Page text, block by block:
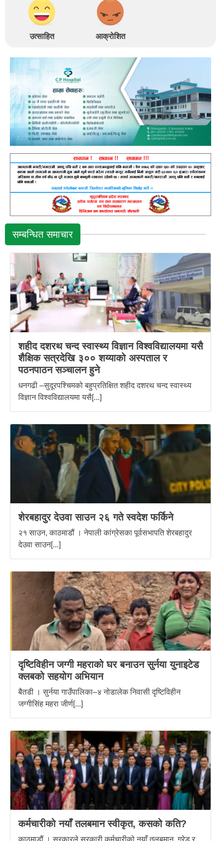
उत्साहित आक्रोशित
सम्बन्धित समाचार
शहीद दशरथ चन्द स्वास्थ्य विज्ञान विश्वविद्यालयमा यसै
शैक्षिक सत्रदेखि ३०० शय्याको अस्पताल र
पठनपाठन सञ्चालन हुने
धनगढी –सुदूरपश्चिमको बहुप्रतिक्षित शहीद दशरथ चन्द स्वास्थ्य
विज्ञान विश्वविद्यालयमा यसै[...]
शेरबहादुर देउवा साउन २६ गते स्वदेश फर्किने
२१ साउन, काठमाडौं । नेपाली कांग्रेसका पूर्वसभापति शेरबहादुर
देउवा साउन[...]
दृष्टिविहीन जग्गी महराको घर बनाउन सुर्नया युनाइटेड
क्लबको सहयोग अभियान
बैतडी । सुर्नया गाउँपालिका–४ नोडालेक निवासी दृष्टिविहीन
जग्गीसिंह महरा जीर्ण[...]
कर्मचारीको नयाँ तलबमान स्वीकृत, कसको कति?
काठमाडौं । सरकारले सरकारी कर्मचारीको नयाँ तलबमान, ग्रेड र